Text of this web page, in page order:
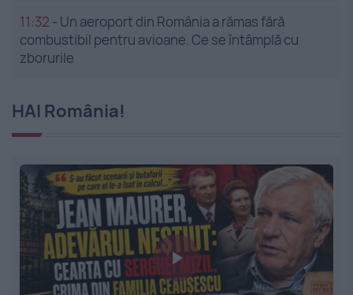
11:32 - Un aeroport din România a rămas fără
combustibil pentru avioane. Ce se întâmplă cu
zborurile
HAI România!